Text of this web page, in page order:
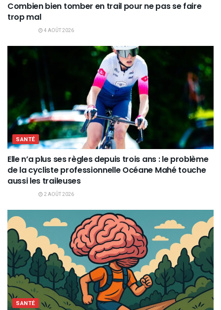
Combien bien tomber en trail pour ne pas se faire
trop mal
4 AOÛT 2026
SANTÉ
Elle n’a plus ses règles depuis trois ans : le problème
de la cycliste professionnelle Océane Mahé touche
aussi les traileuses
2 AOÛT 2026
SANTÉ